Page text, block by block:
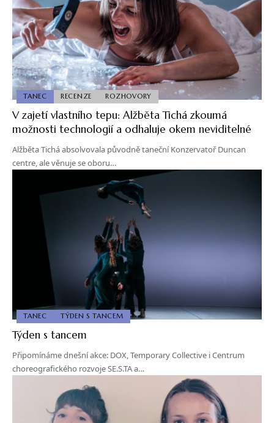
TANEC RECENZE ROZHOVORY
V zajetí vlastního tepu: Alžběta Tichá zkoumá
možnosti technologií a odhaluje okem neviditelné
Alžběta Tichá absolvovala původně taneční Konzervatoř Duncan
centre, ale věnuje se oboru…
TANEC TÝDEN S TANCEM
Týden s tancem
Připomínáme dnešní akce: DOX, Temporary Collective i Centrum
choreografického rozvoje SE.S.TA a…